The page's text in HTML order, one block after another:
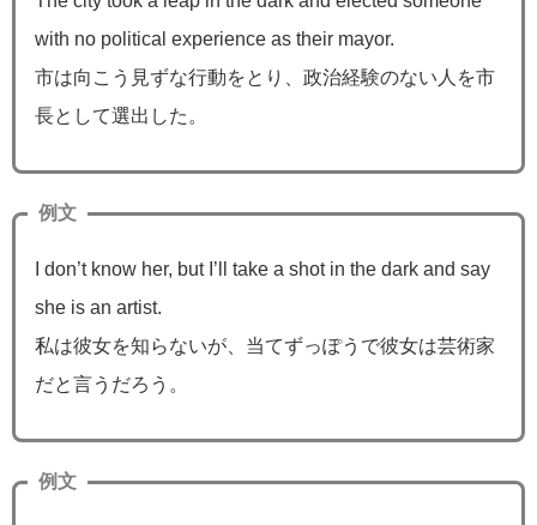
with no political experience as their mayor.
市は向こう見ずな行動をとり、政治経験のない人を市
長として選出した。
例文
I don’t know her, but I’ll take a shot in the dark and say
she is an artist.
私は彼女を知らないが、当てずっぽうで彼女は芸術家
だと言うだろう。
例文